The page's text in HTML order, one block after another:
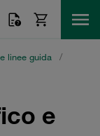
linee guida
/
e